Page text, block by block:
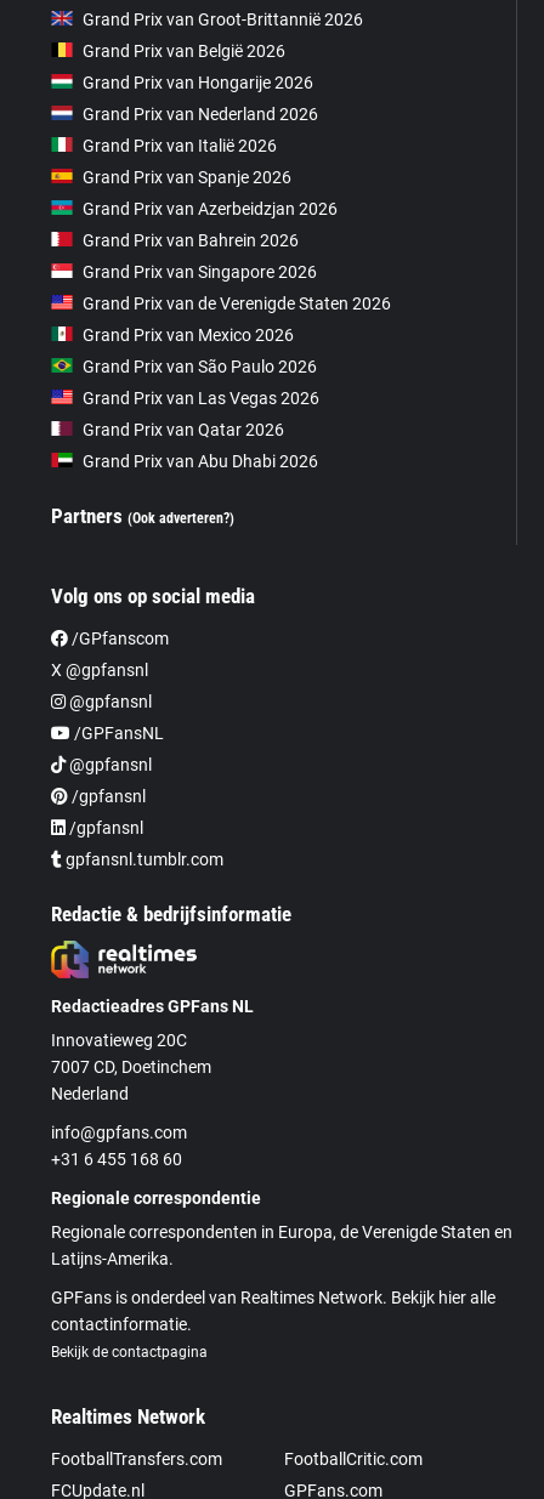
Grand Prix van Groot-Brittannië 2026
Grand Prix van België 2026
Grand Prix van Hongarije 2026
Grand Prix van Nederland 2026
Grand Prix van Italië 2026
Grand Prix van Spanje 2026
Grand Prix van Azerbeidzjan 2026
Grand Prix van Bahrein 2026
Grand Prix van Singapore 2026
Grand Prix van de Verenigde Staten 2026
Grand Prix van Mexico 2026
Grand Prix van São Paulo 2026
Grand Prix van Las Vegas 2026
Grand Prix van Qatar 2026
Grand Prix van Abu Dhabi 2026
Partners(Ook adverteren?)
Volg ons op social media
/GPfanscom
X @gpfansnl
@gpfansnl
/GPFansNL
@gpfansnl
/gpfansnl
/gpfansnl
gpfansnl.tumblr.com
Redactie & bedrijfsinformatie
Redactieadres GPFans NL
Innovatieweg 20C
7007 CD, Doetinchem
Nederland
info@gpfans.com
+31 6 455 168 60
Regionale correspondentie
Regionale correspondenten in Europa, de Verenigde Staten en
Latijns-Amerika.
GPFans is onderdeel van Realtimes Network. Bekijk hier alle
contactinformatie.
Bekijk de contactpagina
Realtimes Network
FootballTransfers.com
FootballCritic.com
FCUpdate.nl
GPFans.com